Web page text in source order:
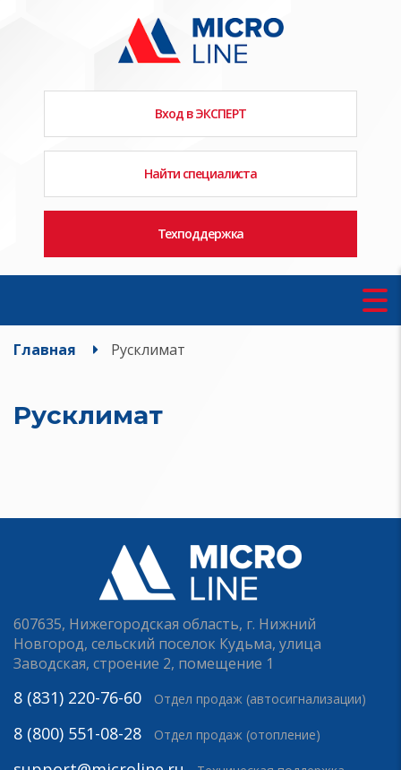
Вход в ЭКСПЕРТ
Найти специалиста
Техподдержка
Главная Русклимат
Русклимат
607635, Нижегородская область, г. Нижний
Новгород, сельский поселок Кудьма, улица
Заводская, строение 2, помещение 1
8 (831) 220-76-60 Отдел продаж (автосигнализации)
8 (800) 551-08-28 Отдел продаж (отопление)